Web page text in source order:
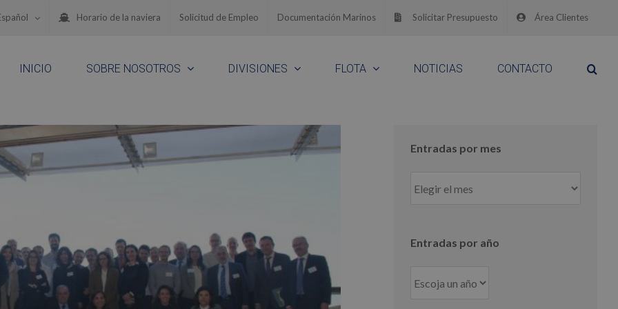
Horario de la naviera Solicitud de Empleo Documentación Marinos Solicitar Presupuesto Área Clientes
INICIO SOBRE NOSOTROS DIVISIONES FLOTA NOTICIAS CONTACTO
Entradas por mes
por
Entradas por año